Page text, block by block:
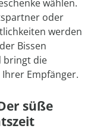
wählen.
oder
werden
Bissen
bringt die
Empfänger.
süße